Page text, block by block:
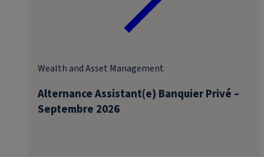
Alternance Assistant(e) Banquier Privé –
Septembre 2026
Wealth and Asset Management